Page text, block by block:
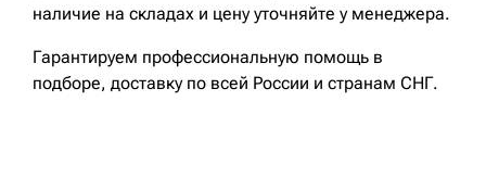
наличие на складах и цену уточняйте у менеджера.
Гарантируем профессиональную помощь в
подборе, доставку по всей России и странам СНГ.